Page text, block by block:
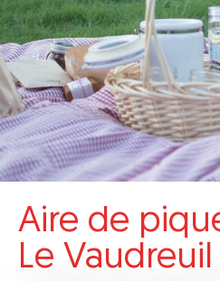
Aire de
Le Vaudreuil